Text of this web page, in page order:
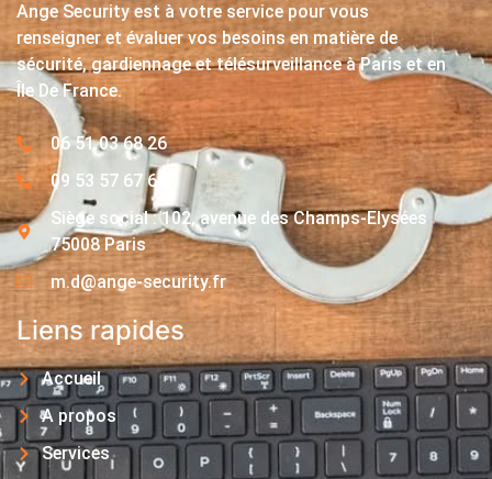
Ange Security est à votre service pour vous
renseigner et évaluer vos besoins en matière de
sécurité, gardiennage et télésurveillance à Paris et en
Île De France.
06 51 03 68 26
09 53 57 67 63
Siège social : 102, avenue des Champs-Elysées
75008 Paris
m.d@ange-security.fr
Liens rapides
Accueil
A propos
Services